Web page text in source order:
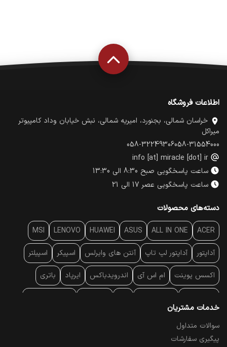
اطلاعات فروشگاه
خراسان شمالی، بجنورد، امیریه شمالی، نبش خیابان وداد کامپیوتر
میراکل
058-31554000
058-32249306
info [at] miracle [dot] ir
ساعت پاسخگویی صبح 8:30 الی 13:30
ساعت پاسخگویی عصر 17 الی 21
دسته‌های محصولات
ACER
ALL IN ONE
ASUS
HUAWEI
LENOVO
MSI
آداپتور آداپتور لپ تاپ آنتن‌ های وایرلس اسپیکر اسپیلتر
اکسس پوینت ام اس آی اندرویدباکس ایرپاد باتری
پایه سقفی
پرده نمایش
خدمات مشتریان
سوالات متداول
پیگیری سفارشات